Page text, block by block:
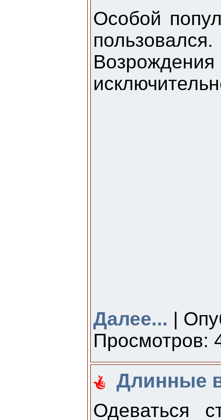
Особой
Возрождения
Далее... |
Просмотров:
Длинные
Одеваться